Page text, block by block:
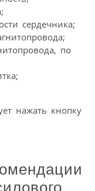
сердечника;
по
нажать кнопку